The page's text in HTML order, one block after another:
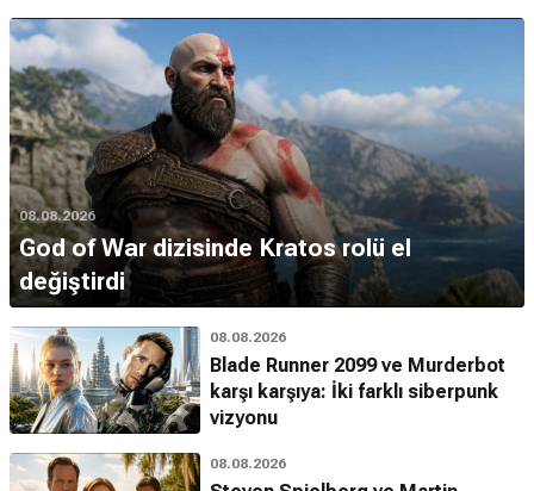
08.08.2026
God of War dizisinde Kratos rolü el
değiştirdi
08.08.2026
Blade Runner 2099 ve Murderbot
karşı karşıya: İki farklı siberpunk
vizyonu
08.08.2026